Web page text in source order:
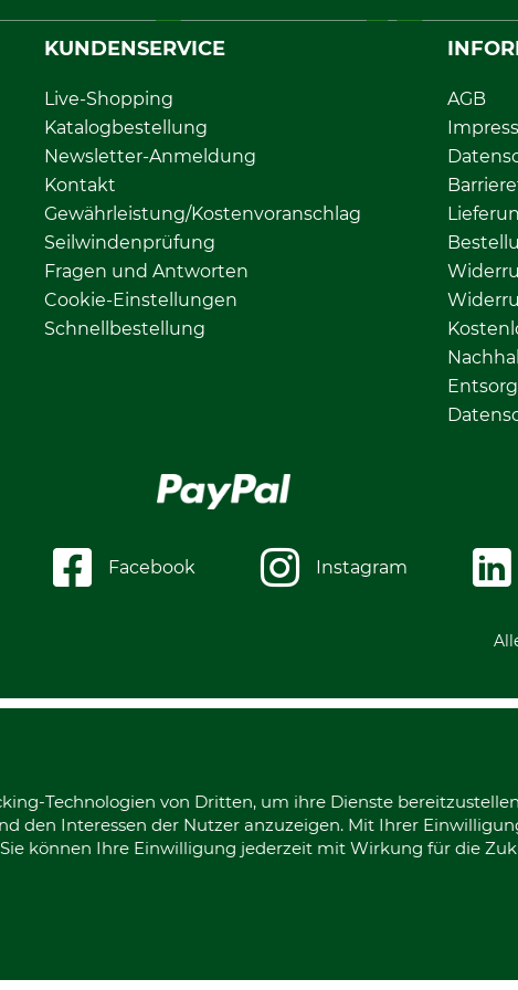
KUNDENSERVICE
Live-Shopping
Katalogbestellung
Newsletter-Anmeldung
Kontakt
Gewährleistung/Kostenvoranschlag
Seilwindenprüfung
Fragen und Antworten
Cookie-Einstellungen
Schnellbestellung
AGB
Facebook Instagram
Technologien von Dritten, um ihre Dienste
den Interessen der Nutzer anzuzeigen. Mit Ihrer
können Ihre Einwilligung jederzeit mit Wirkung für die